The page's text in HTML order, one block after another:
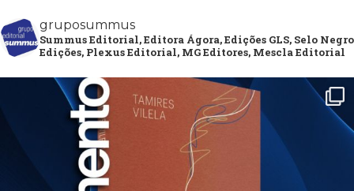
gruposummus
Summus Editorial, Editora Ágora, Edições GLS, Selo Negro
Edições, Plexus Editorial, MG Editores, Mescla Editorial